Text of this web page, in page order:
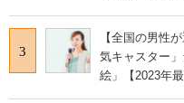
3
【全国の男性
気キャスター
絵」【2023年